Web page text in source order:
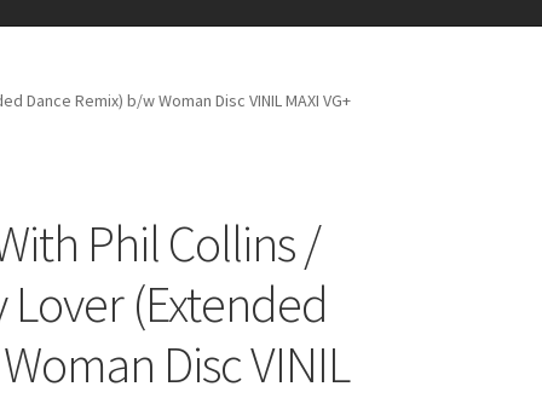
Dance Remix) b/w Woman Disc VINIL MAXI VG+
Phil Collins /
Lover (Extended
Disc VINIL